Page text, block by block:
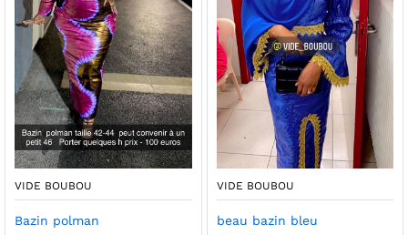
VIDE BOUBOU
Bazin polman
VIDE BOUBOU
beau bazin bleu